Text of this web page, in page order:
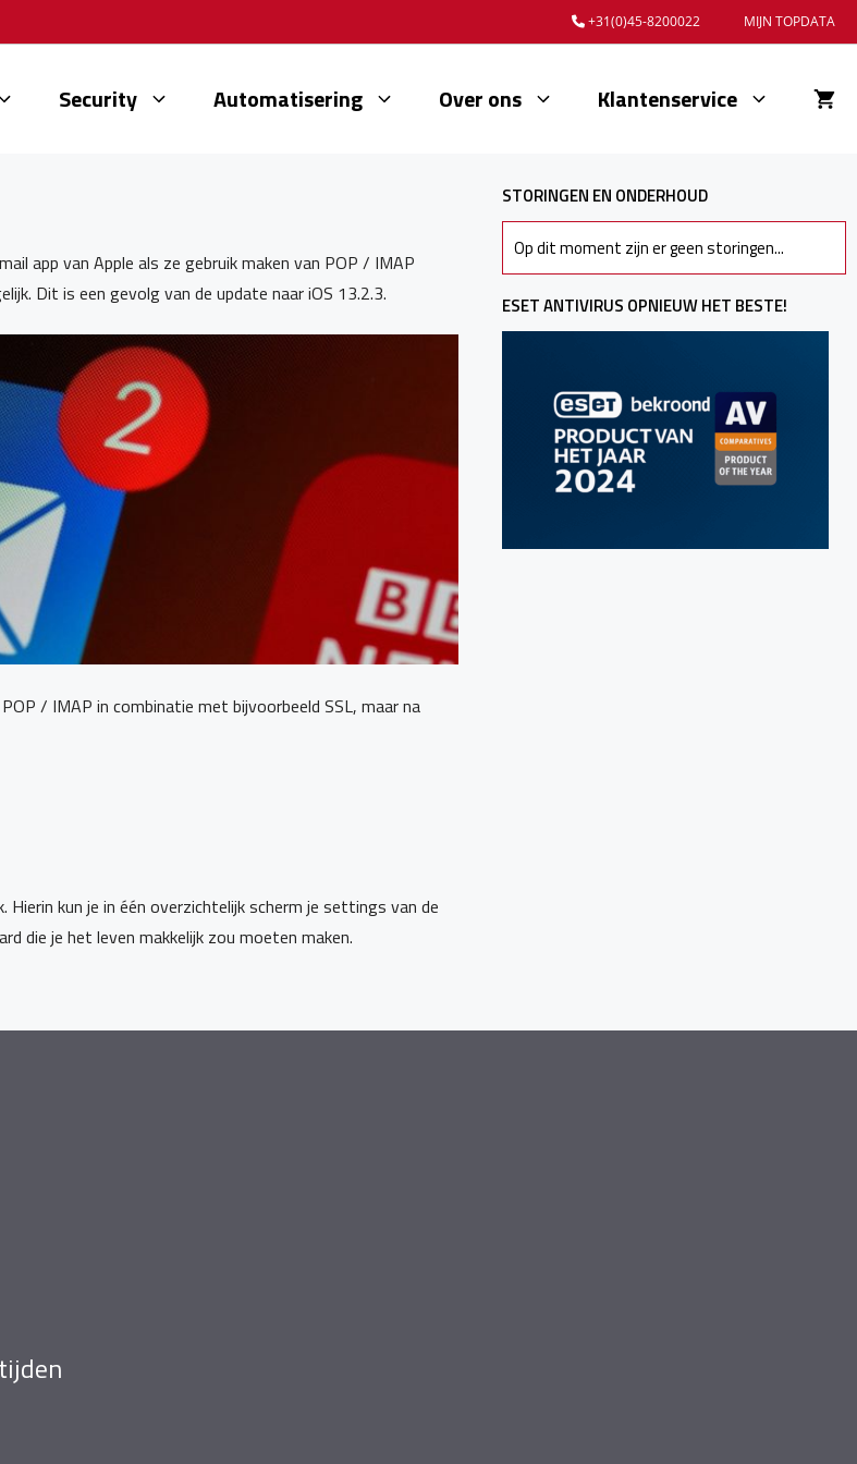
+31(0)45-8200022 MIJN TOPDATA
Security Automatisering Over ons Klantenservice
app van Apple als ze gebruik maken van POP / IMAP
Dit is een gevolg van de update naar iOS 13.2.3.
/ IMAP in combinatie met bijvoorbeeld SSL, maar na
kun je in één overzichtelijk scherm je settings van de
die je het leven makkelijk zou moeten maken.
STORINGEN EN ONDERHOUD
Op dit moment zijn er geen storingen...
ESET ANTIVIRUS OPNIEUW HET BESTE!